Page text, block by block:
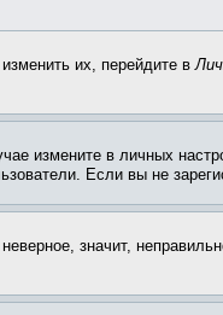
их, перейдите в
измените в личных
Если вы не
значит,